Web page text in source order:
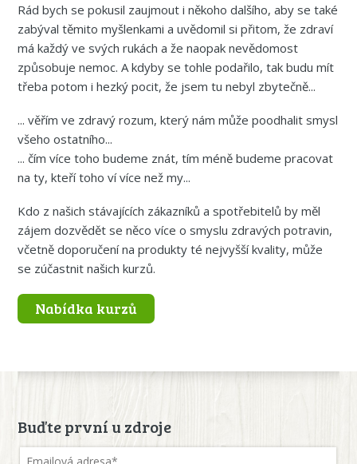
Rád bych se pokusil zaujmout i někoho dalšího, aby se také
zabýval těmito myšlenkami a uvědomil si přitom, že zdraví
má každý ve svých rukách a že naopak nevědomost
způsobuje nemoc. A kdyby se tohle podařilo, tak budu mít
třeba potom i hezký pocit, že jsem tu nebyl zbytečně...
... věřím ve zdravý rozum, který nám může poodhalit smysl
všeho ostatního...
... čím více toho budeme znát, tím méně budeme pracovat
na ty, kteří toho ví více než my...
Kdo z našich stávajících zákazníků a spotřebitelů by měl
zájem dozvědět se něco více o smyslu zdravých potravin,
včetně doporučení na produkty té nejvyšší kvality, může
se zúčastnit našich kurzů.
Nabídka kurzů
Buďte první u zdroje